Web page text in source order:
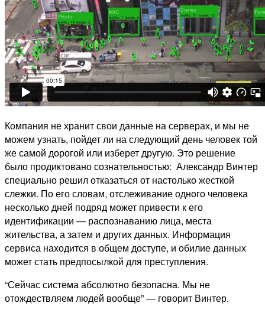
Компания не хранит свои данные на серверах, и мы не
можем узнать, пойдет ли на следующий день человек той
же самой дорогой или изберет другую. Это решение
было продиктовано сознательностью: Александр Винтер
специально решил отказаться от настолько жесткой
слежки. По его словам, отслеживание одного человека
несколько дней подряд может привести к его
идентификации — распознаванию лица, места
жительства, а затем и других данных. Информация
сервиса находится в общем доступе, и обилие данных
может стать предпосылкой для преступления.
“Сейчас система абсолютно безопасна. Мы не
отождествляем людей вообще” — говорит Винтер.